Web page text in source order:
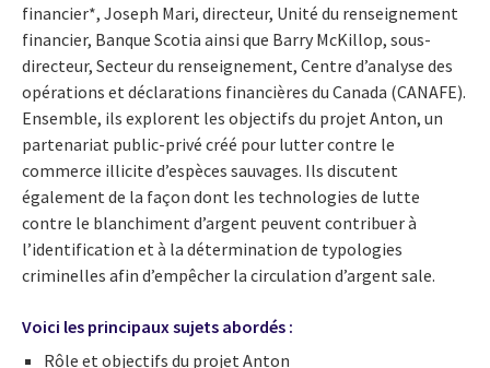
financier*, Joseph Mari, directeur, Unité du renseignement
financier, Banque Scotia ainsi que Barry McKillop, sous-
directeur, Secteur du renseignement, Centre d’analyse des
opérations et déclarations financières du Canada (CANAFE).
Ensemble, ils explorent les objectifs du projet Anton, un
partenariat public-privé créé pour lutter contre le
commerce illicite d’espèces sauvages. Ils discutent
également de la façon dont les technologies de lutte
contre le blanchiment d’argent peuvent contribuer à
l’identification et à la détermination de typologies
criminelles afin d’empêcher la circulation d’argent sale.
Voici les principaux sujets abordés :
Rôle et objectifs du projet Anton